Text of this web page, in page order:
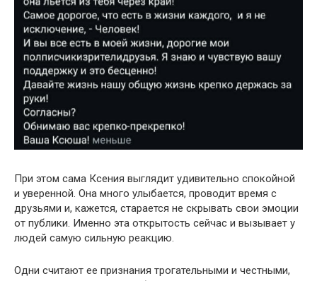
При этом сама Ксения выглядит удивительно спокойной
и уверенной. Она много улыбается, проводит время с
друзьями и, кажется, старается не скрывать свои эмоции
от публики. Именно эта открытость сейчас и вызывает у
людей самую сильную реакцию.
Одни считают ее признания трогательными и честными,